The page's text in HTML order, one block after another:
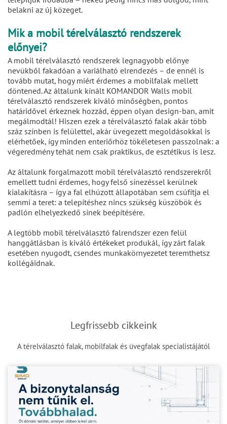
belakni az új közeget.
Mik a mobil térelválasztó rendszerek
előnyei?
A mobil térelválasztó rendszerek legnagyobb előnye
nevükből fakadóan a variálható elrendezés – de ennél is
tovább mutat, hogy miért érdemes a mobilfalak mellett
döntened. Az általunk kínált KOMANDOR Walls mobil
térelválasztó rendszerek kiváló minőségben, pontos
határidővel érkeznek hozzád, éppen olyan design-ban, amit
megálmodtál! Hiszen ezek a térelválasztó falak akár több
száz színben is felülettel, akár üvegezett megoldásokkal is
elérhetőek, így minden enteriőrhöz tökéletesen passzolnak: a
végeredmény tehát nem csak praktikus, de esztétikus is lesz.
Az általunk forgalmazott mobil térelválasztó rendszerekről
emellett tudni érdemes, hogy felső sínezéssel kerülnek
kialakításra – így a fal elhúzott állapotában sem csúfítja el
semmi a teret: a telepítéshez nincs szükség küszöbök és
padlón elhelyezkedő sínek beépítésére.
A legtöbb mobil térelválasztó falrendszer ezen felül
hanggátlásban is kiváló értékeket produkál, így zárt falak
esetében nyugodt, csendes munkakörnyezetet teremthetsz
kollégáidnak.
Legfrissebb cikkeink
A térelválasztó falak, mobilfalak és üvegfalak specialistájától